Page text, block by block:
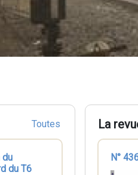
Toutes
du
du T6
La
N°